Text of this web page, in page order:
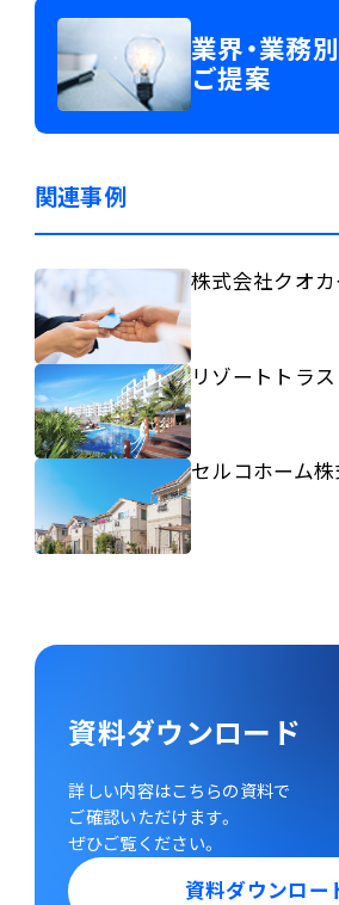
業界・業務
ご提案
関連事例
株式会社クオカ
リゾートトラ
セルコホーム
資料ダウンロード
詳しい内容はこちらの資料で
ご確認いただけます。
ぜひご覧ください。
資料ダウンロー